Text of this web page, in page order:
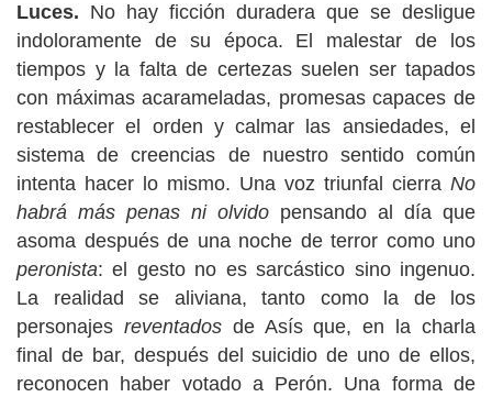
Luces. No hay ficción duradera que se desligue
indoloramente de su época. El malestar de los
tiempos y la falta de certezas suelen ser tapados
con máximas acarameladas, promesas capaces de
restablecer el orden y calmar las ansiedades, el
sistema de creencias de nuestro sentido común
intenta hacer lo mismo. Una voz triunfal cierra No
habrá más penas ni olvido pensando al día que
asoma después de una noche de terror como uno
peronista: el gesto no es sarcástico sino ingenuo.
La realidad se aliviana, tanto como la de los
personajes reventados de Asís que, en la charla
final de bar, después del suicidio de uno de ellos,
reconocen haber votado a Perón. Una forma de